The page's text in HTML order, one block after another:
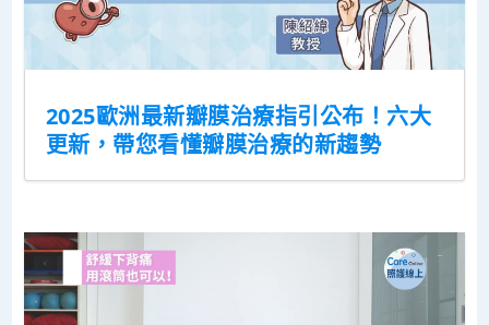
2025歐洲最新瓣膜治療指引公布！六大
更新，帶您看懂瓣膜治療的新趨勢